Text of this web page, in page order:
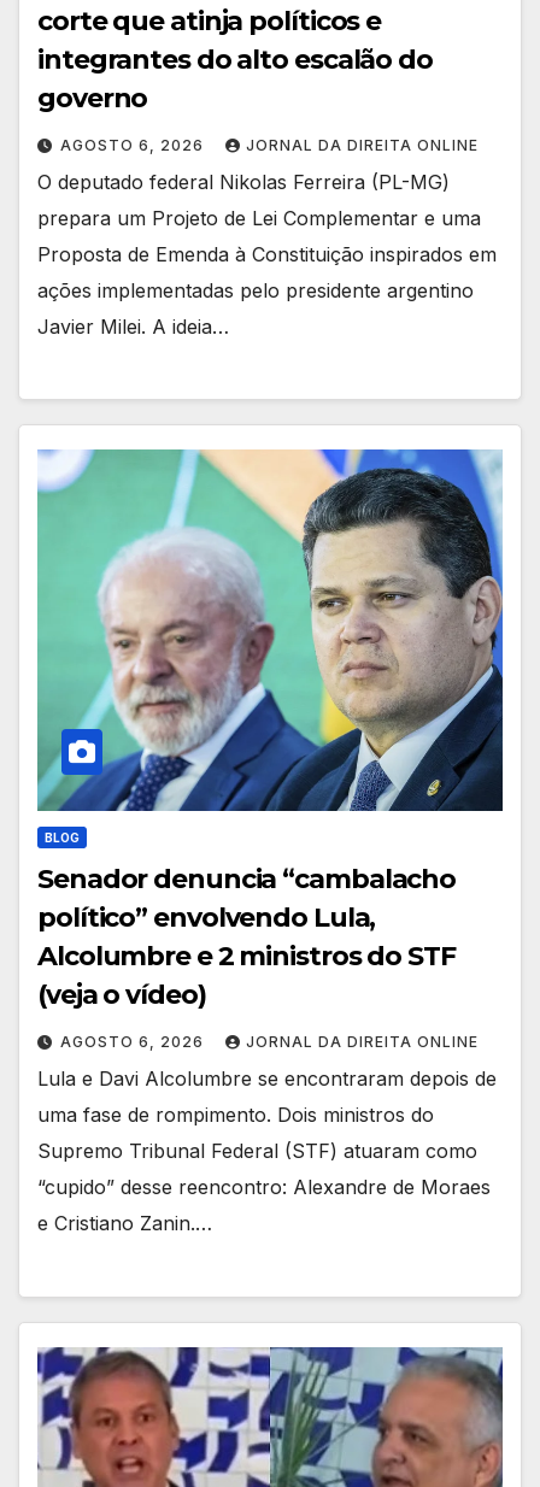
corte que atinja políticos e
integrantes do alto escalão do
governo
AGOSTO 6, 2026 JORNAL DA DIREITA ONLINE
O deputado federal Nikolas Ferreira (PL-MG)
prepara um Projeto de Lei Complementar e uma
Proposta de Emenda à Constituição inspirados em
ações implementadas pelo presidente argentino
Javier Milei. A ideia…
BLOG
Senador denuncia “cambalacho
político” envolvendo Lula,
Alcolumbre e 2 ministros do STF
(veja o vídeo)
AGOSTO 6, 2026 JORNAL DA DIREITA ONLINE
Lula e Davi Alcolumbre se encontraram depois de
uma fase de rompimento. Dois ministros do
Supremo Tribunal Federal (STF) atuaram como
“cupido” desse reencontro: Alexandre de Moraes
e Cristiano Zanin.…